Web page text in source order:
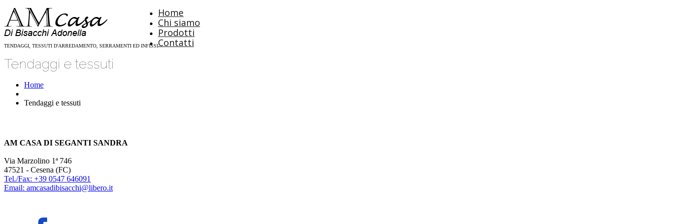
TENDAGGI, TESSUTI D'ARREDAMENTO, SERRAMENTI ED INFISSI
Home
Chi siamo
Prodotti
Contatti
Tendaggi e tessuti
Home
Tendaggi e tessuti
AM CASA DI SEGANTI SANDRA
Via Marzolino 1ª 746
47521 - Cesena (FC)
Tel./Fax: +39 0547 646091
Email: amcasadibisacchi@libero.it